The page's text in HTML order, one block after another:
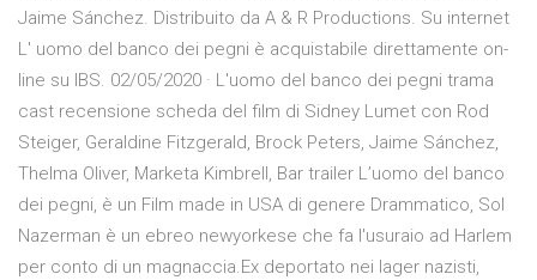
Jaime Sánchez. Distribuito da A & R Productions. Su internet
L' uomo del banco dei pegni è acquistabile direttamente on-
line su IBS. 02/05/2020 · L'uomo del banco dei pegni trama
cast recensione scheda del film di Sidney Lumet con Rod
Steiger, Geraldine Fitzgerald, Brock Peters, Jaime Sánchez,
Thelma Oliver, Marketa Kimbrell, Bar trailer L’uomo del banco
dei pegni, è un Film made in USA di genere Drammatico, Sol
Nazerman è un ebreo newyorkese che fa l'usuraio ad Harlem
per conto di un magnaccia.Ex deportato nei lager nazisti,